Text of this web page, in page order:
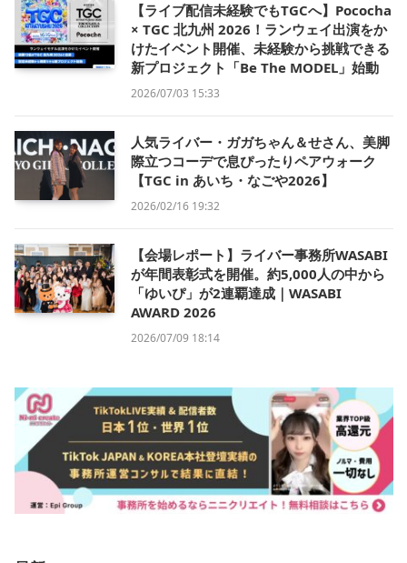
【ライブ配信未経験でもTGCへ】Pococha
× TGC 北九州 2026！ランウェイ出演をか
けたイベント開催、未経験から挑戦できる
新プロジェクト「Be The MODEL」始動
2026/07/03 15:33
人気ライバー・ガガちゃん＆せさん、美脚
際立つコーデで息ぴったりペアウォーク
【TGC in あいち・なごや2026】
2026/02/16 19:32
【会場レポート】ライバー事務所WASABI
が年間表彰式を開催。約5,000人の中から
「ゆいぴ」が2連覇達成｜WASABI
AWARD 2026
2026/07/09 18:14